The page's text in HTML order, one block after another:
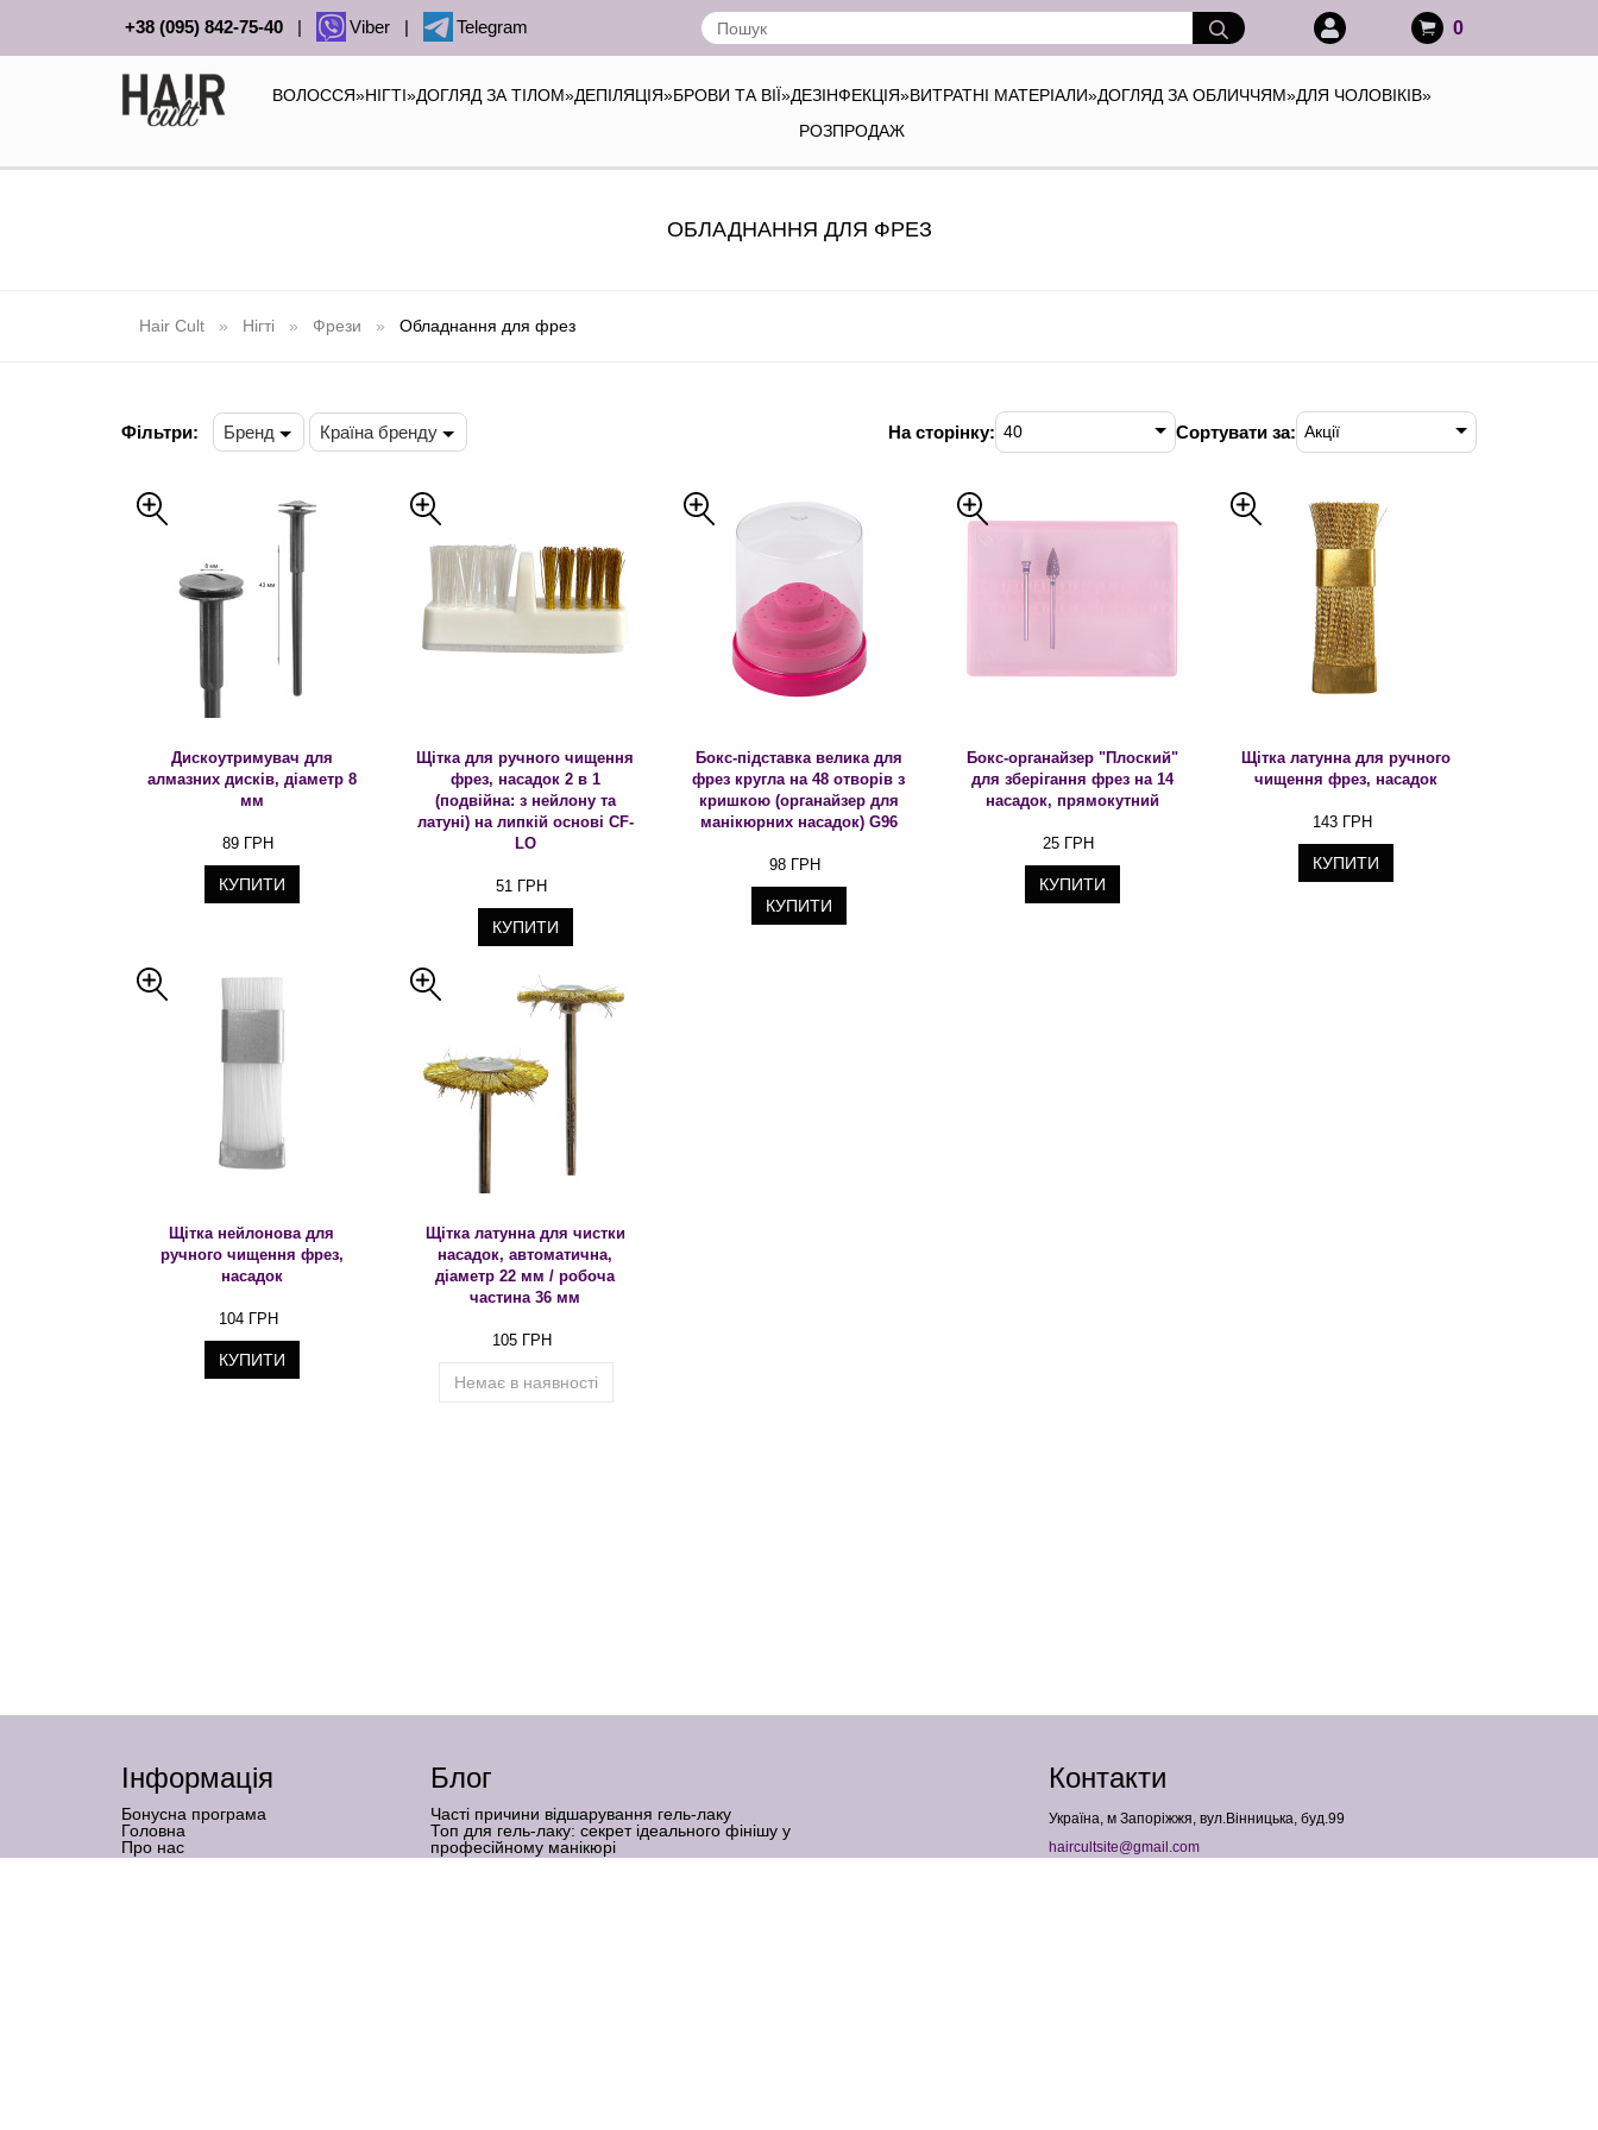
+38 (095) 842-75-40 | Viber | Telegram 0
ВОЛОССЯ»НІГТІ»ДОГЛЯД ЗА ТІЛОМ»ДЕПІЛЯЦІЯ»БРОВИ ТА ВІЇ»ДЕЗІНФЕКЦІЯ»ВИТРАТНІ МАТЕРІАЛИ»ДОГЛЯД ЗА ОБЛИЧЧЯМ»ДЛЯ ЧОЛОВІКІВ»
РОЗПРОДАЖ
ОБЛАДНАННЯ ДЛЯ ФРЕЗ
Hair Cult Нігті Фрези Обладнання для фрез
Фільтри: Бренд Країна бренду На сторінку: 40 Сортувати за: Акції
Дискоутримувач для
алмазних дисків, діаметр 8
мм
89 ГРН
КУПИТИ
Щітка для ручного чищення
фрез, насадок 2 в 1
(подвійна: з нейлону та
латуні) на липкій основі CF-
LO
51 ГРН
КУПИТИ
Бокс-підставка велика для
фрез кругла на 48 отворів з
кришкою (органайзер для
манікюрних насадок) G96
98 ГРН
КУПИТИ
Бокс-органайзер "Плоский"
для зберігання фрез на 14
насадок, прямокутний
25 ГРН
КУПИТИ
Щітка латунна для ручного
чищення фрез, насадок
143 ГРН
КУПИТИ
Щітка нейлонова для
ручного чищення фрез,
насадок
104 ГРН
КУПИТИ
Щітка латунна для чистки
насадок, автоматична,
діаметр 22 мм / робоча
частина 36 мм
105 ГРН
Немає в наявності
Інформація
Бонусна програма
Головна
Про нас
Бренди
Блог
Часті причини відшарування гель-лаку
Топ для гель-лаку: секрет ідеального фінішу у
професійному манікюрі
Нарощення на верхні форми: що це таке і для кого
Контакти
Україна, м Запоріжжя, вул.Вінницька, буд.99
haircultsite@gmail.com